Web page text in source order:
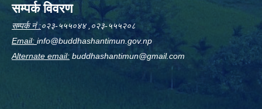
सम्पर्क विवरण
सम्पर्क नं :०२३-५५५०४४ ,०२३-५५५२०८
Email: info@buddhashantimun.gov.np
Alternate email: buddhashantimun@gmail.com